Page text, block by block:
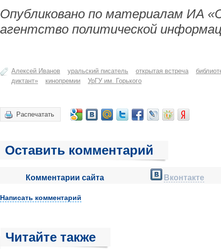
Опубликовано по материалам ИА
агентство политической
Алексей Иванов уральский писатель открытая встреча
диктант»
кинопремии УрГУ им. Горького
Распечатать
Оставить комментарий
Комментарии сайта Вконтакте
Написать комментарий
Читайте также